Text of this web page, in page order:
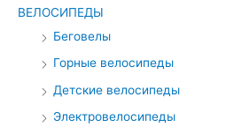
ВЕЛОСИПЕДЫ
Беговелы
Горные велосипеды
Детские велосипеды
Электровелосипеды